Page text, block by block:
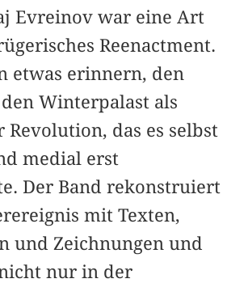
Evreinov war eine Art
Reenactment.
etwas erinnern, den
Winterpalast als
Revolution, das es selbst
medial erst
Der Band rekonstruiert
mit Texten,
und Zeichnungen und
nur in der